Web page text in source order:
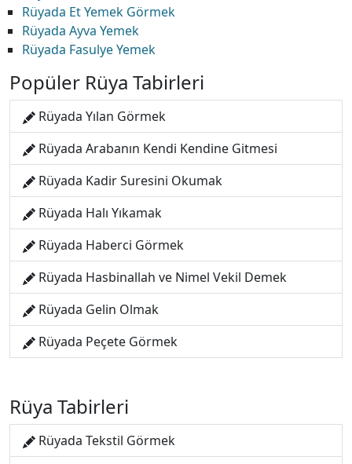
Rüyada Et Yemek Görmek
Rüyada Ayva Yemek
Rüyada Fasulye Yemek
Popüler Rüya Tabirleri
Rüyada Yılan Görmek
Rüyada Arabanın Kendi Kendine Gitmesi
Rüyada Kadir Suresini Okumak
Rüyada Halı Yıkamak
Rüyada Haberci Görmek
Rüyada Hasbinallah ve Nimel Vekil Demek
Rüyada Gelin Olmak
Rüyada Peçete Görmek
Rüya Tabirleri
Rüyada Tekstil Görmek